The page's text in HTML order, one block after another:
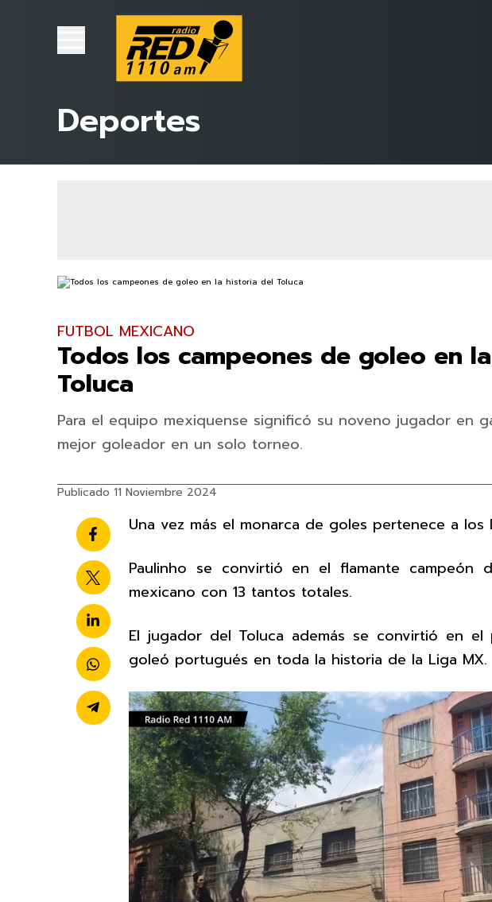
Deportes
FUTBOL MEXICANO
Todos los campeones de goleo en
Toluca
Para el equipo mexiquense significó su noveno jugador en
mejor goleador en un solo torneo.
Publicado 11 Noviembre 2024
Una vez más el monarca de goles pertenece a los
Paulinho se convirtió en el flamante campeón
mexicano con 13 tantos totales.
El jugador del Toluca además se convirtió en el
goleó portugués en toda la historia de la Liga MX.